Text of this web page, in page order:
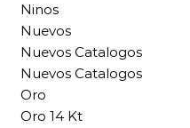
Ninos
Nuevos
Nuevos Catalogos
Nuevos Catalogos
Oro
Oro 14 Kt